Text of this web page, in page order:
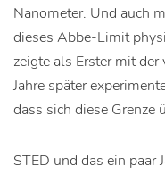
Nanometer. Und auch
dieses Abbe-Limit
zeigte als Erster mit
Jahre später
dass sich diese Grenze
STED und das ein paar